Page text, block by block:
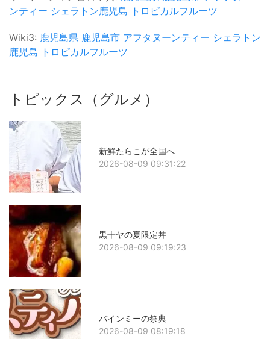
ンティー シェラトン鹿児島 トロピカルフルーツ
Wiki3: 鹿児島県 鹿児島市 アフタヌーンティー シェラトン
鹿児島 トロピカルフルーツ
トピックス（グルメ）
新鮮たらこが全国へ
2026-08-09 09:31:22
黒十ヤの夏限定丼
2026-08-09 09:19:23
バインミーの祭典
2026-08-09 08:19:18